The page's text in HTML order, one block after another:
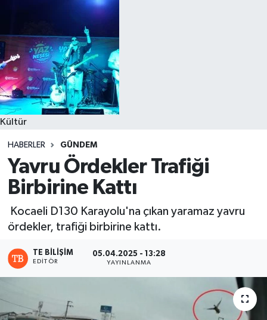
Kültür
HABERLER GÜNDEM
Yavru Ördekler Trafiği
Birbirine Kattı
Kocaeli D130 Karayolu'na çıkan yaramaz yavru
ördekler, trafiği birbirine kattı.
TE BILIŞIM
EDITÖR
05.04.2025 - 13:28
YAYINLANMA